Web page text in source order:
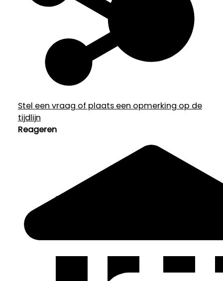
Stel een vraag of plaats een opmerking op de
tijdlijn
Reageren